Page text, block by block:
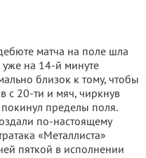
матча на поле шла
уже на 14-й минуте
близок к тому, чтобы
с 20-ти и мяч, чиркнув
пределы поля.
по-настоящему
«Металлиста»
пяткой в исполнении